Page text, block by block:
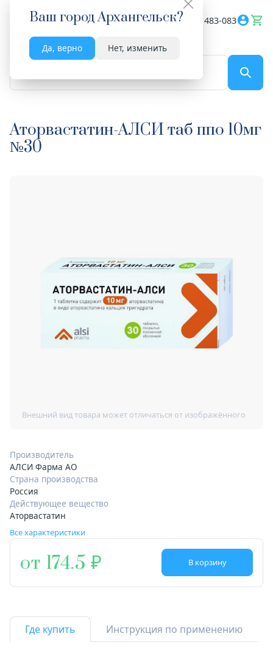
Ваш городАрхангельск?
Да, верно Нет, изменить
Весь сайт 8182 483-083
Аторвастатин-АЛСИ таб ппо 10мг
№30
Производитель
АЛСИ Фарма АО
Страна производства
Россия
Действующее вещество
Аторвастатин
Все характеристики
от 174.5 В корзину
Где купить Инструкция по применению